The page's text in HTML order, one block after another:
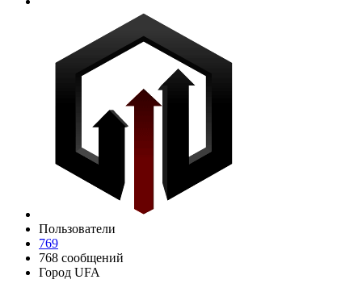
Пользователи
769
768 сообщений
Город UFA